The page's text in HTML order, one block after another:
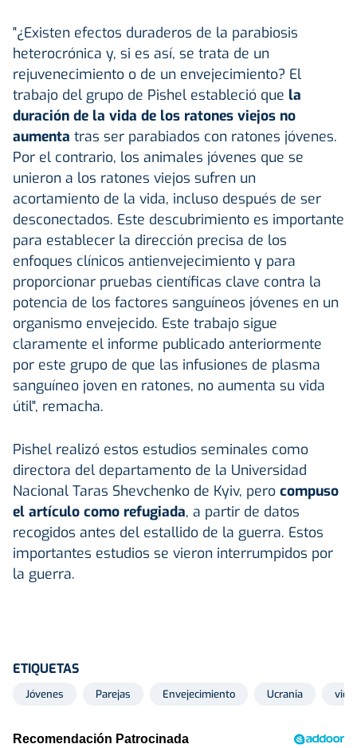
"¿Existen efectos duraderos de la parabiosis
heterocrónica y, si es así, se trata de un
rejuvenecimiento o de un envejecimiento? El
trabajo del grupo de Pishel estableció que la
duración de la vida de los ratones viejos no
aumenta tras ser parabiados con ratones jóvenes.
Por el contrario, los animales jóvenes que se
unieron a los ratones viejos sufren un
acortamiento de la vida, incluso después de ser
desconectados. Este descubrimiento es importante
para establecer la dirección precisa de los
enfoques clínicos antienvejecimiento y para
proporcionar pruebas científicas clave contra la
potencia de los factores sanguíneos jóvenes en un
organismo envejecido. Este trabajo sigue
claramente el informe publicado anteriormente
por este grupo de que las infusiones de plasma
sanguíneo joven en ratones, no aumenta su vida
útil", remacha.
Pishel realizó estos estudios seminales como
directora del departamento de la Universidad
Nacional Taras Shevchenko de Kyiv, pero compuso
el artículo como refugiada, a partir de datos
recogidos antes del estallido de la guerra. Estos
importantes estudios se vieron interrumpidos por
la guerra.
ETIQUETAS
Jóvenes Parejas Envejecimiento Ucrania vida